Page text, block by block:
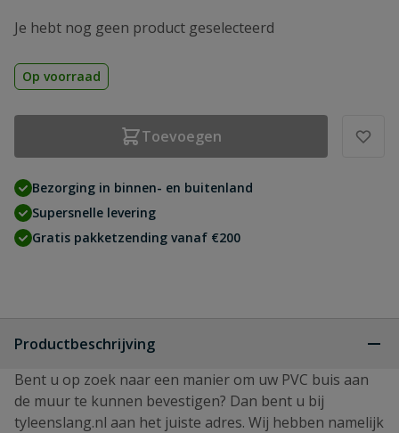
Je hebt nog geen product geselecteerd
Op voorraad
Toevoegen
Bezorging in binnen- en buitenland
Supersnelle levering
Gratis pakketzending vanaf €200
Productbeschrijving
Bent u op zoek naar een manier om uw PVC buis aan
de muur te kunnen bevestigen? Dan bent u bij
tyleenslang.nl aan het juiste adres. Wij hebben namelijk